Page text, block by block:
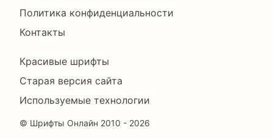
Политика конфиденциальности
Контакты
Footer
Right
Красивые шрифты
Старая версия сайта
Используемые технологии
© Шрифты Онлайн 2010 - 2026